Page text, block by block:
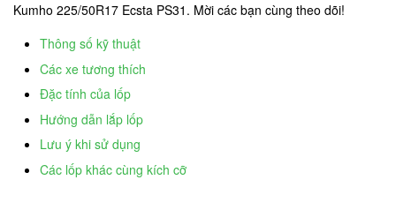
Kumho 225/50R17 Ecsta PS31. Mời các bạn cùng theo dõi!
Thông số kỹ thuật
Các xe tương thích
Đặc tính của lốp
Hướng dẫn lắp lốp
Lưu ý khi sử dụng
Các lốp khác cùng kích cỡ